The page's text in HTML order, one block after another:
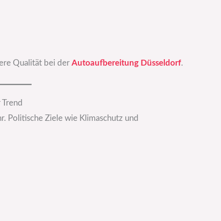
Qualität bei der Autoaufbereitung Düsseldorf.
Politische Ziele wie Klimaschutz und